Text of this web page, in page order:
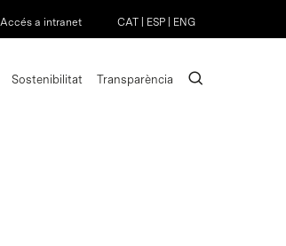
Accés a intranet CAT ESP ENG
Sostenibilitat Transparència search